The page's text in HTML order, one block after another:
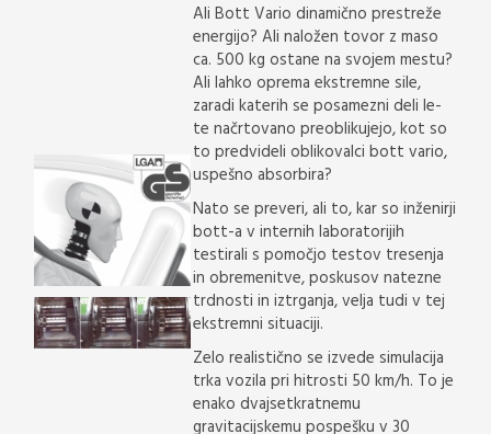
Ali Bott Vario dinamično prestreže
energijo? Ali naložen tovor z maso
ca. 500 kg ostane na svojem mestu?
Ali lahko oprema ekstremne sile,
zaradi katerih se posamezni deli le-
te načrtovano preoblikujejo, kot so
to predvideli oblikovalci bott vario,
uspešno absorbira?
Nato se preveri, ali to, kar so inženirji
bott-a v internih laboratorijih
testirali s pomočjo testov tresenja
in obremenitve, poskusov natezne
trdnosti in iztrganja, velja tudi v tej
ekstremni situaciji.
Zelo realistično se izvede simulacija
trka vozila pri hitrosti 50 km/h. To je
enako dvajsetkratnemu
gravitacijskemu pospešku v 30